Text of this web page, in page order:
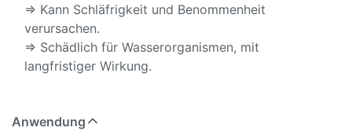
⇒ Kann Schläfrigkeit und Benommenheit
verursachen.
⇒ Schädlich für Wasserorganismen, mit
langfristiger Wirkung.
Anwendung